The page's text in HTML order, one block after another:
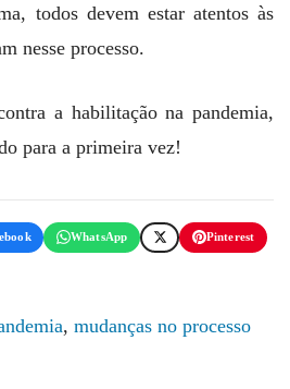
todos devem estar atentos às
nesse processo.
a habilitação na pandemia,
para a primeira vez!
WhatsApp Pinterest
, mudanças no processo